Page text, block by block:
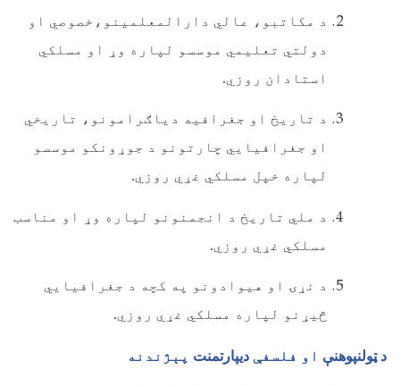
د مکاتبو، عالي دارالمعلمينو،خصوصي او
دولتي تعليمي موسسو لپاره وړ او مسلکي
استادان روزي.
د تاريخ او جغرافيه دياګرامونو، تاريخي
او جغرافيايي چارتونو د جوړونکو موسسو
لپاره خپل مسلکي غړي روزي.
د ملي تاريخ د انجمنونو لپاره وړ او مناسب
مسلکي غړي روزي.
د نړۍ او هيوادونو په کچه د جغرافيايي
څيړنو لپاره مسلکي غړي روزي.
د ټولنپوهنې او فلسفې ديپارتمنت پېژندنه